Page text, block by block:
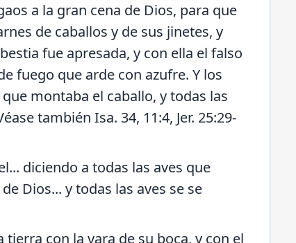
a la gran cena de Dios, para que
de caballos y de sus jinetes, y
fue apresada, y con ella el falso
fuego que arde con azufre. Y los
montaba el caballo, y todas las
también Isa. 34, 11:4, Jer. 25:29-
diciendo a todas las aves que
Dios... y todas las aves se se
tierra con la vara de su boca, y con el